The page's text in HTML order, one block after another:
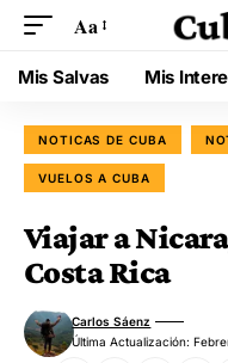
Aa
Mis Salvas Mis
NOTICAS DE CUBA
VUELOS A CUBA
Viajar a
Costa Rica
Última Actualización:
Carlos Sáenz